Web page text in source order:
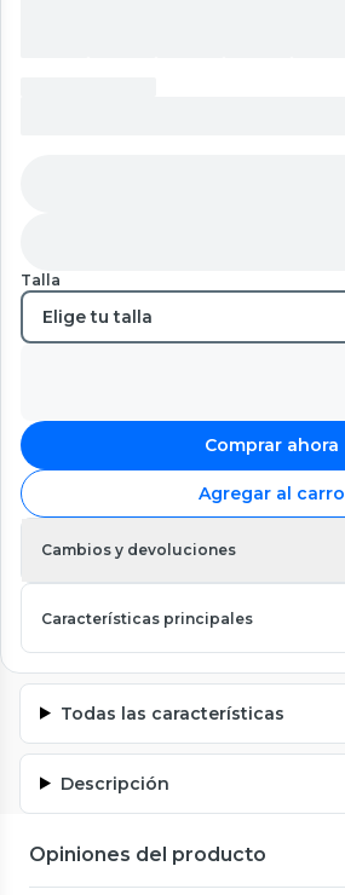
Talla
Comprar ahora
Agregar al carro
Cambios y devoluciones
Características principales
Todas las características
Descripción
Opiniones del producto